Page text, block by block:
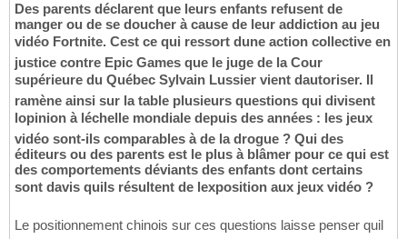
Des parents déclarent que leurs enfants refusent de
manger ou de se doucher à cause de leur addiction au jeu
vidéo Fortnite. Cest ce qui ressort dune action collective en
justice contre Epic Games que le juge de la Cour
supérieure du Québec Sylvain Lussier vient dautoriser. Il
ramène ainsi sur la table plusieurs questions qui divisent
lopinion à léchelle mondiale depuis des années : les jeux
vidéo sont-ils comparables à de la drogue ? Qui des
éditeurs ou des parents est le plus à blâmer pour ce qui est
des comportements déviants des enfants dont certains
sont davis quils résultent de lexposition aux jeux vidéo ?
Le positionnement chinois sur ces questions laisse penser quil